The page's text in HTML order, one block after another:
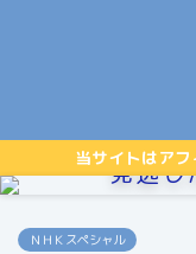
当サイトはアフ
見逃し
ＮＨＫスペシャル